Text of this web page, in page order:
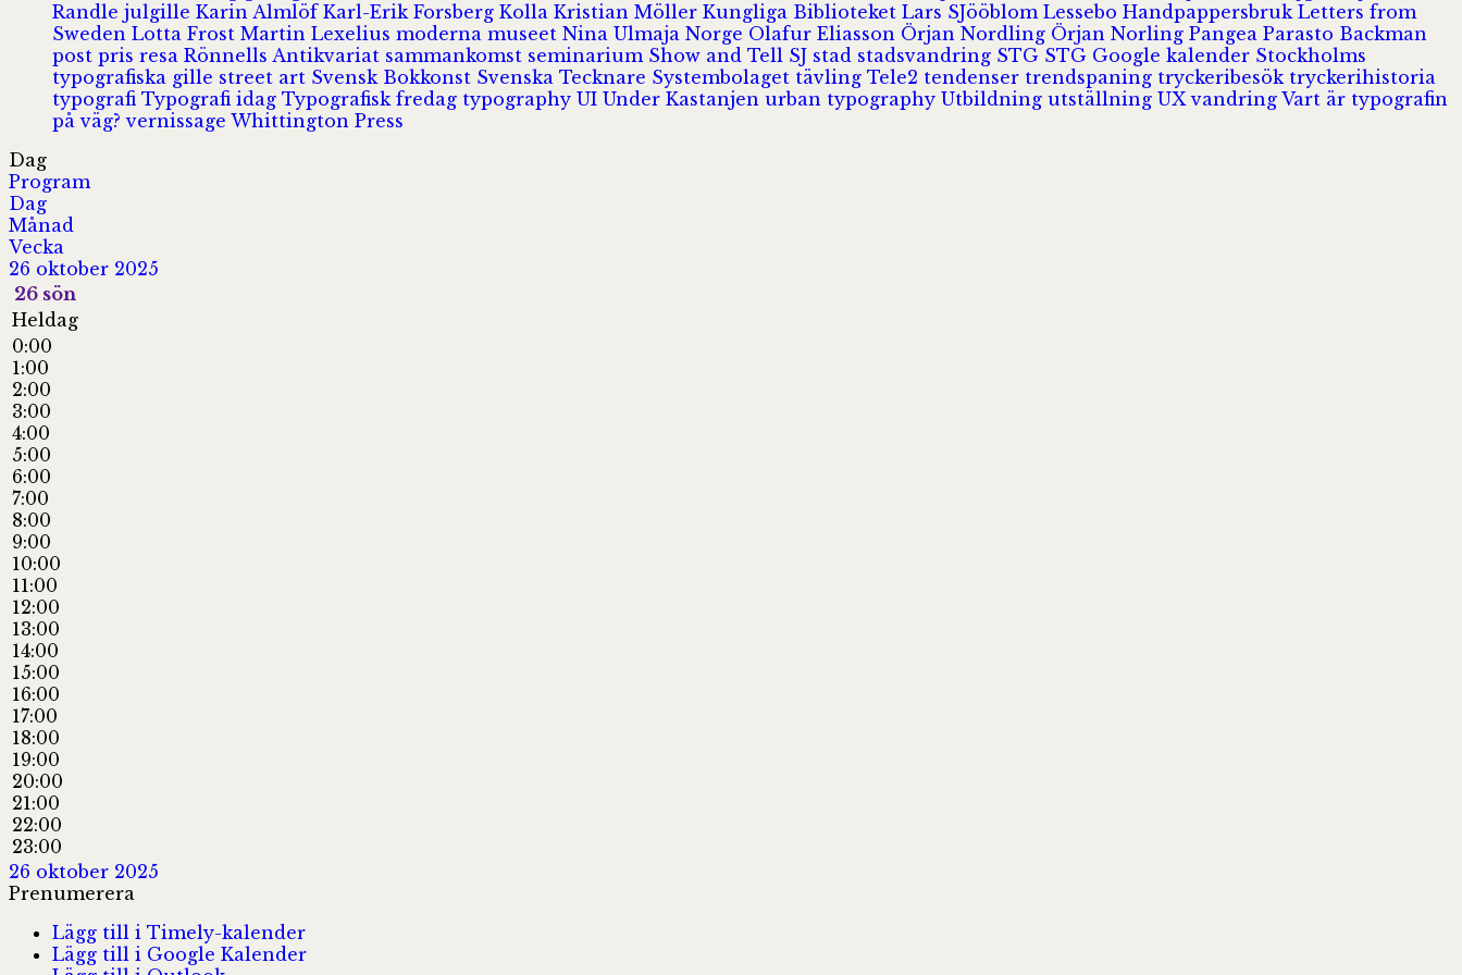
Randle julgille Karin Almlöf Karl-Erik Forsberg Kolla Kristian Möller Kungliga Biblioteket Lars SJööblom Lessebo Handpappersbruk Letters from
Sweden Lotta Frost Martin Lexelius moderna museet Nina Ulmaja Norge Olafur Eliasson Örjan Nordling Örjan Norling Pangea Parasto Backman
post pris resa Rönnells Antikvariat sammankomst seminarium Show and Tell SJ stad stadsvandring STG STG Google kalender Stockholms
typografiska gille street art Svensk Bokkonst Svenska Tecknare Systembolaget tävling Tele2 tendenser trendspaning tryckeribesök tryckerihistoria
typografi Typografi idag Typografisk fredag typography UI Under Kastanjen urban typography Utbildning utställning UXvandring Vart är typografin
på väg?vernissage Whittington Press
Dag
Program
Dag
Månad
Vecka
26 oktober 2025
26 sön
Heldag
0:00
1:00
2:00
3:00
4:00
5:00
6:00
7:00
8:00
9:00
10:00
11:00
12:00
13:00
14:00
15:00
16:00
17:00
18:00
19:00
20:00
21:00
22:00
23:00
26 oktober 2025
Prenumerera
Lägg till i Timely-kalender
Lägg till i Google Kalender